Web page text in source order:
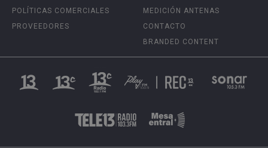
POLÍTICAS COMERCIALES
PROVEEDORES
MEDICIÓN ANTENAS
CONTACTO
BRANDED CONTENT